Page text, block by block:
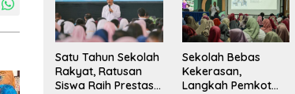
Satu Tahun Sekolah
Rakyat, Ratusan
Siswa Raih Prestasi
Sekolah Bebas
Kekerasan,
Langkah Pemkot